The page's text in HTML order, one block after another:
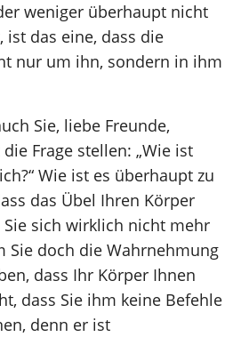
weniger überhaupt nicht
ist das eine, dass die
nur um ihn, sondern in ihm
Sie, liebe Freunde,
Frage stellen: „Wie ist
Wie ist es überhaupt zu
das Übel Ihren Körper
sich wirklich nicht mehr
Sie doch die Wahrnehmung
dass Ihr Körper Ihnen
dass Sie ihm keine Befehle
denn er ist